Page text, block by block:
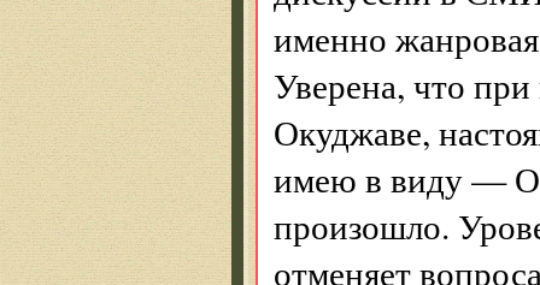
именно
Уверена, что
Окуджаве,
имею в виду —
произошло.
отменяет